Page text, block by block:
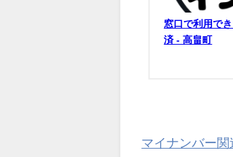
窓口で利用で
済 - 高畠町
マイナンバー関